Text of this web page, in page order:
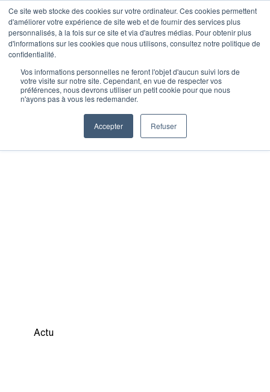
Ce site web stocke des cookies sur votre ordinateur. Ces cookies permettent
d'améliorer votre expérience de site web et de fournir des services plus
personnalisés, à la fois sur ce site et via d'autres médias. Pour obtenir plus
d'informations sur les cookies que nous utilisons, consultez notre politique de
confidentialité.
Vos informations personnelles ne feront l'objet d'aucun suivi lors de
votre visite sur notre site. Cependant, en vue de respecter vos
préférences, nous devrons utiliser un petit cookie pour que nous
n'ayons pas à vous les redemander.
Accepter Refuser
Je m’inscris
Accueil»Nos actualités»Manger sain
autour de la box CrossFit 272 à Toulouse
Actu